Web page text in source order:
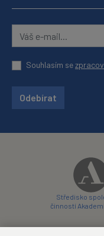
Souhlasím se
Odebírat
Středisko
činností